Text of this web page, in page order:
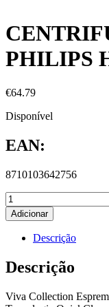
PHILIPS
€64.79
Disponível
EAN:
8710103642756
Adicionar
Descrição
Descrição
Viva Collection